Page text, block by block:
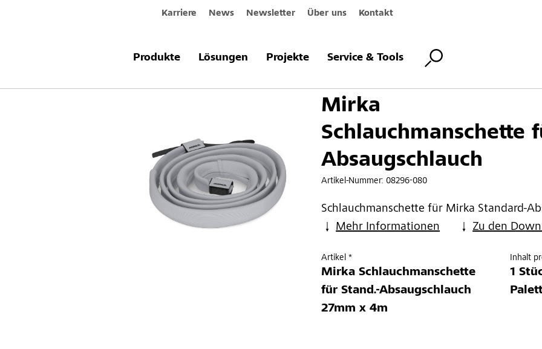
Karriere News Newsletter Über uns Kontakt
Produkte Lösungen Projekte Service & Tools
Produkte & Systeme Mirka Schlauchmanschette für Absaugschlauch
Mirka
Schlauchmanschette
Absaugschlauch
Artikel-Nummer: 08296-080
Schlauchmanschette für Mirka Standard-
Mehr Informationen
Zu den
Artikel *
Mirka Schlauchmanschette
für Stand.-Absaugschlauch
27mm x 4m
Inhalt
1